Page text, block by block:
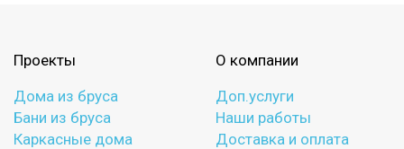
Проекты
Дома из бруса
Бани из бруса
Каркасные дома
О компании
Доп.услуги
Наши работы
Доставка и оплата